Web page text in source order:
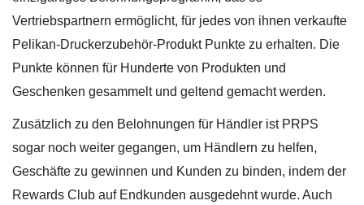
Vertriebspartnern ermöglicht, für jedes von ihnen verkaufte
Pelikan-Druckerzubehör-Produkt Punkte zu erhalten. Die
Punkte können für Hunderte von Produkten und
Geschenken gesammelt und geltend gemacht werden.
Zusätzlich zu den Belohnungen für Händler ist PRPS
sogar noch weiter gegangen, um Händlern zu helfen,
Geschäfte zu gewinnen und Kunden zu binden, indem der
Rewards Club auf Endkunden ausgedehnt wurde. Auch